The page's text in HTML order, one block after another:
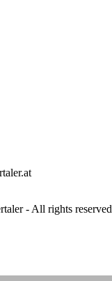
- All rights reserved